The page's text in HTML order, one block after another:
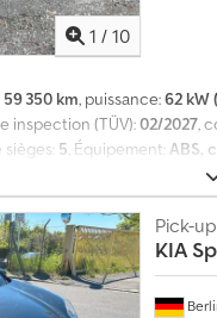
1 / 10
59 350 km, puissance:62 kW
inspection (TÜV):02/2027 ,
sièges: 5 , Équipement: ABS,
3 | Climatisation | Boîte
1.2 – 62 kW / 84 ch ?
? 2 clés HU Vente
Pick-up
KIA
d